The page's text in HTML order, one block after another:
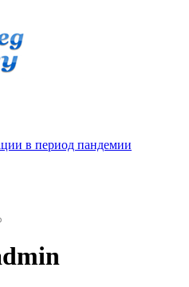
в период пандемии
больше.